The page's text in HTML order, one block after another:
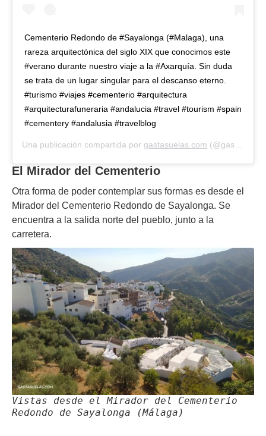
Cementerio Redondo de #Sayalonga (#Malaga), una
rareza arquitectónica del siglo XIX que conocimos este
#verano durante nuestro viaje a la #Axarquía. Sin duda
se trata de un lugar singular para el descanso eterno.
#turismo #viajes #cementerio #arquitectura
#arquitecturafuneraria #andalucia #travel #tourism #spain
#cementery #andalusia #travelblog
Una publicación compartida por gastasuelas.com (@gasta_suelas) el
El Mirador del Cementerio
Otra forma de poder contemplar sus formas es desde el
Mirador del Cementerio Redondo de Sayalonga. Se
encuentra a la salida norte del pueblo, junto a la
carretera.
Vistas desde el Mirador del Cementerio
Redondo de Sayalonga (Málaga)